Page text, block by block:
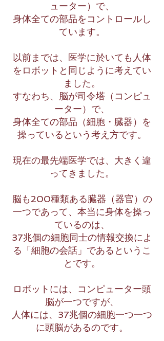
ューター）で、
身体全ての部品をコントロールし
ています。
以前までは、医学に於いても人体
をロボットと同じように考えてい
ました。
すなわち、脳が司令塔（コンピュ
ーター）で、
身体全ての部品（細胞・臓器）を
操っているという考え方です。
現在の最先端医学では、大きく違
ってきました。
脳も200種類ある臓器（器官）の
一つであって、本当に身体を操っ
ているのは、
37兆個の細胞同士の情報交換によ
る「細胞の会話」であるというこ
とです。
ロボットには、コンピューター頭
脳が一つですが、
人体には、37兆個の細胞一つ一つ
に頭脳があるのです。